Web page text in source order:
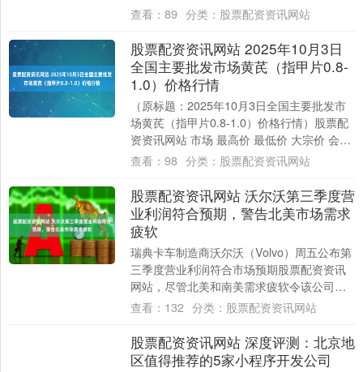
业学校就行了。 “如果你是电工，你是水管
查看： 89 分类： 股票配资资讯网站
股票配资资讯网站 2025年10月3日
全国主要批发市场黄芪（指甲片0.8-
1.0）价格行情
（原标题：2025年10月3日全国主要批发市
场黄芪（指甲片0.8-1.0）价格行情）股票配
资资讯网站 市场 最高价 最低价 大宗价 会川
江能中药材综合贸易市场 ....
查看： 98 分类： 股票配资资讯网站
股票配资资讯网站 沃尔沃第三季度营
业利润符合预期，警告北美市场需求
疲软
瑞典卡车制造商沃尔沃（Volvo）周五公布第
三季度营业利润符合市场预期股票配资资讯
网站，尽管北美和南美需求疲软令该公司业
绩承压。 沃尔沃当季调整后营业利润从上
查看： 132 分类： 股票配资资讯网站
股票配资资讯网站 深度评测：北京地
区值得推荐的5家小程序开发公司